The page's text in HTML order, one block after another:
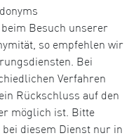
Besuch unserer
so empfehlen wir
Bei
Verfahren
Rückschluss auf den
möglich ist. Bitte
diesem Dienst nur in